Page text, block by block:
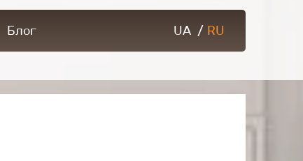
Блог UA / RU